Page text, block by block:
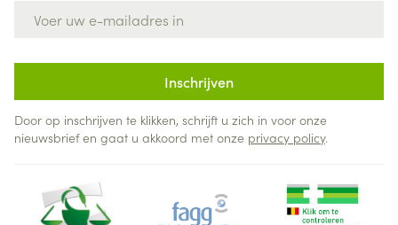
Inschrijven
Door op inschrijven te klikken, schrijft u zich in voor onze
nieuwsbrief en gaat u akkoord met onze privacy policy.